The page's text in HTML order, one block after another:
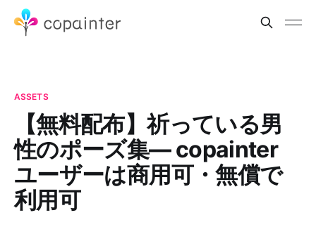
ASSETS
【無料配布】祈っている男
性のポーズ集— copainter
ユーザーは商用可・無償で
利用可